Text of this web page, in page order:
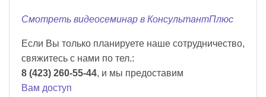
Смотреть видеосеминар в КонсультантПлюс
Если Вы только планируете наше сотрудничество,
свяжитесь с нами по тел.:
8 (423) 260-55-44, и мы предоставим
Вам доступ